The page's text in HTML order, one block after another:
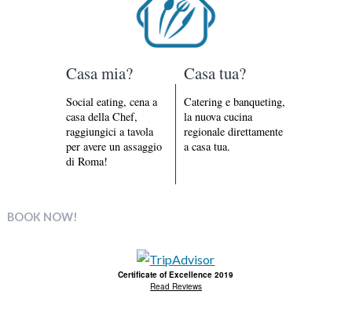
Casa mia?
Social eating, cena a
casa della Chef,
raggiungici a tavola
per avere un assaggio
di Roma!
Casa tua?
Catering e banqueting,
la nuova cucina
regionale direttamente
a casa tua.
BOOK NOW!
Certificate of Excellence 2019
Read Reviews